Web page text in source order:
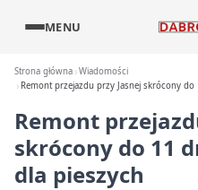
MENU
Strona główna Wiadomości
Remont przejazdu przy Jasnej skrócony
Remont
skrócony do 11
dla pieszych